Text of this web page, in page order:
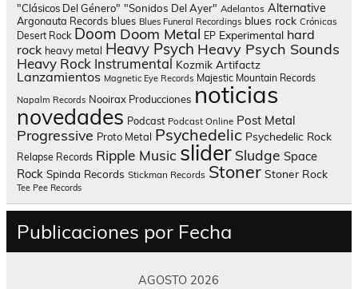
"Clásicos Del Género" "Sonidos Del Ayer" Adelantos Alternative
Argonauta Records blues Blues Funeral Recordings blues rock Crónicas
Desert Rock Doom Doom Metal EP Experimental hard
rock heavy metal Heavy Psych Heavy Psych Sounds
Heavy Rock Instrumental Kozmik Artifactz
Lanzamientos Magnetic Eye Records Majestic Mountain Records
Napalm Records Nooirax Producciones noticias
novedades Podcast Podcast Online Post Metal
Progressive Proto Metal Psychedelic Psychedelic Rock
Relapse Records Ripple Music slider Sludge Space
Rock Spinda Records Stickman Records Stoner Stoner Rock
Tee Pee Records
Publicaciones por Fecha
AGOSTO 2026